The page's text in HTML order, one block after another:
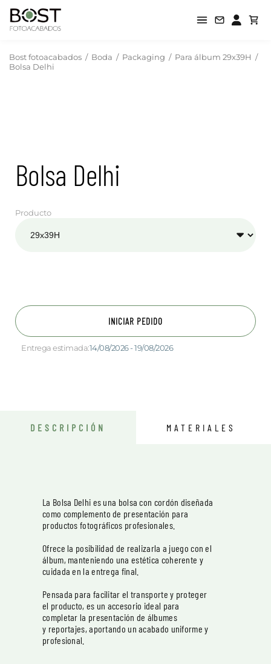
Bost fotoacabados / Boda / Packaging / Para álbum 29x39H /
Bolsa Delhi
Bolsa Delhi
Producto
INICIAR PEDIDO
Entrega estimada:14/08/2026 - 19/08/2026
DESCRIPCIÓN MATERIALES
La Bolsa Delhi es una bolsa con cordón diseñada
como complemento de presentación para
productos fotográficos profesionales.
Ofrece la posibilidad de realizarla a juego con el
álbum, manteniendo una estética coherente y
cuidada en la entrega final.
Pensada para facilitar el transporte y proteger
el producto, es un accesorio ideal para
completar la presentación de álbumes
y reportajes, aportando un acabado uniforme y
profesional.